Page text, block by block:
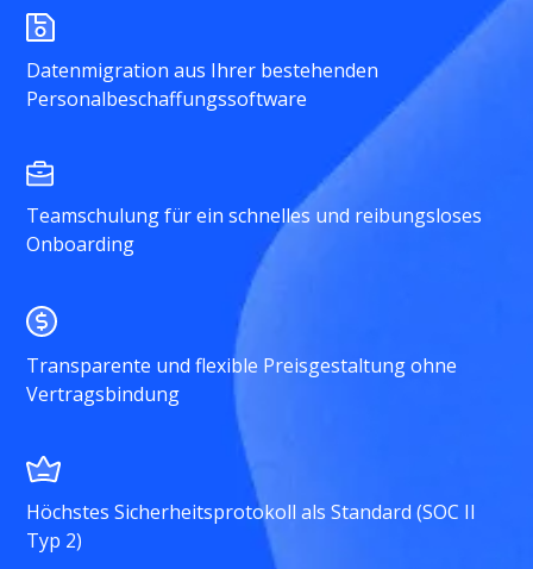
Datenmigration aus Ihrer bestehenden
Personalbeschaffungssoftware
Teamschulung für ein schnelles und reibungsloses
Onboarding
Transparente und flexible Preisgestaltung ohne
Vertragsbindung
Höchstes Sicherheitsprotokoll als Standard (SOC II
Typ 2)